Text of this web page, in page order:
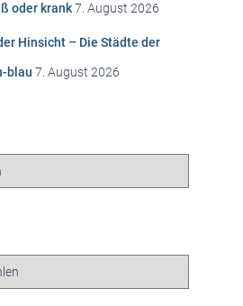
oder krank7. August 2026
Hinsicht – Die Städte der
blau 7. August 2026